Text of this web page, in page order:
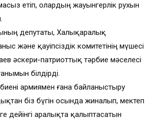
етіп, олардың жауынгерлік рухын
депутаты, Халықаралық
және қауіпсіздік комитетінің мүшесі
әскери-патриоттық тәрбие мәселесі
білдірді.
армиямен ғана байланыстыру
біз бүгін осында жиналып, мектеп
дейінгі аралықта қалыптасатын